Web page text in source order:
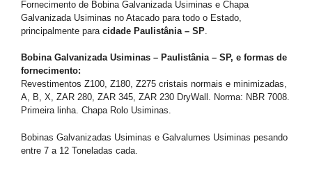
Fornecimento de Bobina Galvanizada Usiminas e Chapa
Galvanizada Usiminas no Atacado para todo o Estado,
principalmente para cidade Paulistânia – SP
Bobina Galvanizada Usiminas – Paulistânia – SP, e formas de
fornecimento:
Revestimentos Z100, Z180, Z275 cristais normais e minimizadas,
A, B, X, ZAR 280, ZAR 345, ZAR 230 DryWall. Norma: NBR 7008.
Primeira linha. Chapa Rolo Usiminas.
Bobinas Galvanizadas Usiminas e Galvalumes Usiminas pesando
entre 7 a 12 Toneladas cada.